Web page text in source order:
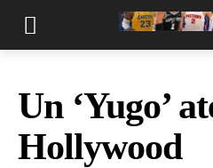
Un ‘Yugo’
Hollywood